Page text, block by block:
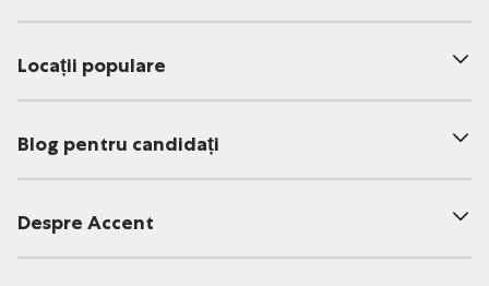
Locații populare
Blog pentru candidați
Despre Accent